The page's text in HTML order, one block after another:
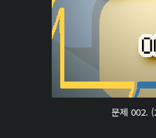
문제 002.